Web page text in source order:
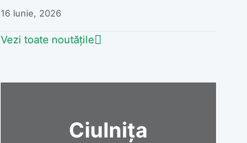
16 Iunie, 2026
Vezi toate noutățile
Ciulnița